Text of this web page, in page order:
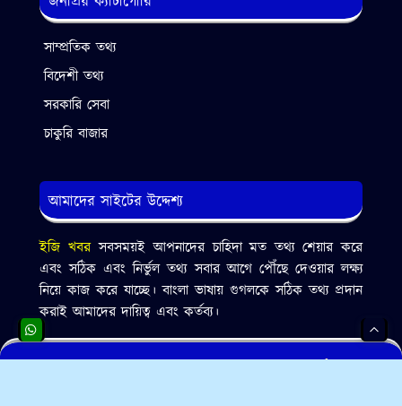
সাম্প্রতিক তথ্য
বিদেশী তথ্য
সরকারি সেবা
চাকুরি বাজার
আমাদের সাইটের উদ্দেশ্য
ইজি খবরসবসময়ই আপনাদের চাহিদা মত তথ্য শেয়ার করে
এবং সঠিক এবং নির্ভুল তথ্য সবার আগে পৌঁছে দেওয়ার লক্ষ্য
নিয়ে কাজ করে যাচ্ছে। বাংলা ভাষায় গুগলকে সঠিক তথ্য প্রদান
করাই আমাদের দায়িত্ব এবং কর্তব্য।